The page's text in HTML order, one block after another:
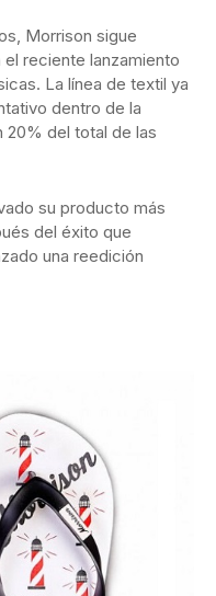
Morrison sigue
reciente lanzamiento
La línea de textil ya
dentro de la
20% del total de las
su producto más
del éxito que
una reedición